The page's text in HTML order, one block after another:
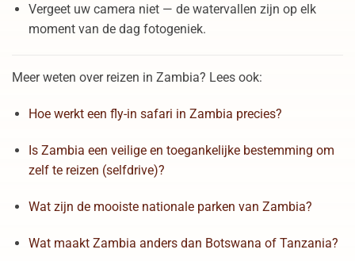
Vergeet uw camera niet — de watervallen zijn op elk
moment van de dag fotogeniek.
Meer weten over reizen in Zambia? Lees ook:
Hoe werkt een fly-in safari in Zambia precies?
Is Zambia een veilige en toegankelijke bestemming om
zelf te reizen (selfdrive)?
Wat zijn de mooiste nationale parken van Zambia?
Wat maakt Zambia anders dan Botswana of Tanzania?